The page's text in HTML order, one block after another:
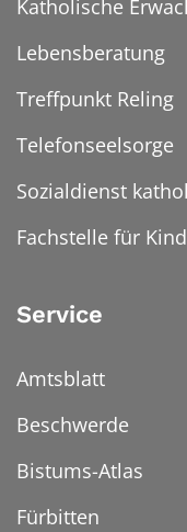
Katholische
Lebensberatung
Treffpunkt Reling
Telefonseelsorge
Sozialdienst
Fachstelle für
Service
Amtsblatt
Beschwerde
Bistums-Atlas
Fürbitten